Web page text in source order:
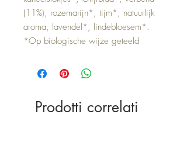
(11%), rozemarijn*, tijm*, natuurlijk
aroma, lavendel*, lindebloesem*.
*Op biologische wijze geteeld
Prodotti correlati